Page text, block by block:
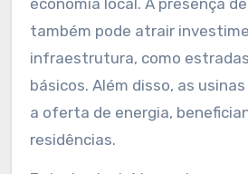
economia local. A presença
também pode atrair
infraestrutura, como
básicos. Além disso, as
a oferta de energia,
residências.